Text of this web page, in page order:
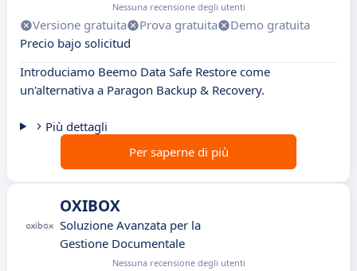
Nessuna recensione degli utenti
Versione gratuita Prova gratuita
Demo gratuita
Precio bajo solicitud
Introduciamo Beemo Data Safe Restore come
un'alternativa a Paragon Backup & Recovery.
Più dettagli
Per saperne di più
OXIBOX
Soluzione Avanzata per la
Gestione Documentale
Nessuna recensione degli utenti